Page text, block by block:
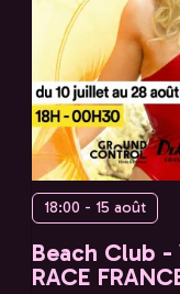
18:00 - 15 août
Beach Club -
RACE